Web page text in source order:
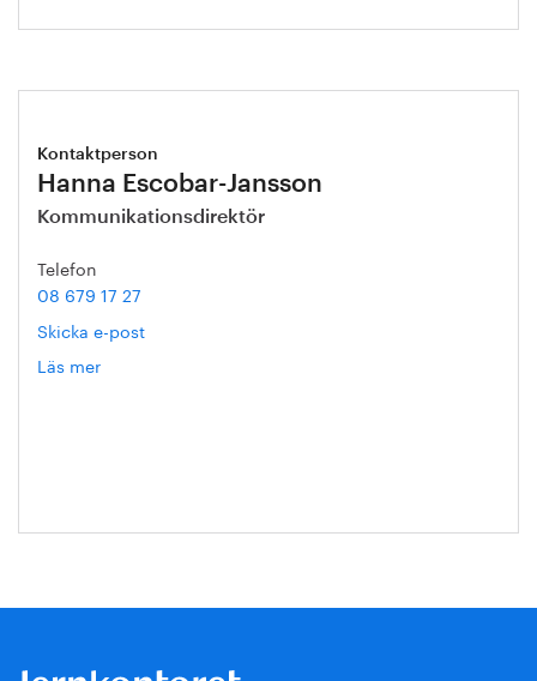
Kontaktperson
Hanna Escobar-Jansson
Kommunikationsdirektör
Telefon
08 679 17 27
Skicka e-post
Läs mer